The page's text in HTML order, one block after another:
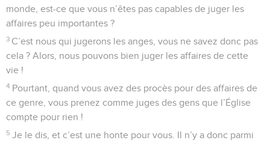
monde, est-ce que vous n’êtes pas capables de juger les
affaires peu importantes ?
3 C’est nous qui jugerons les anges, vous ne savez donc pas
cela ? Alors, nous pouvons bien juger les affaires de cette
vie !
4 Pourtant, quand vous avez des procès pour des affaires de
ce genre, vous prenez comme juges des gens que l’Église
compte pour rien !
5 Je le dis, et c’est une honte pour vous. Il n’y a donc parmi